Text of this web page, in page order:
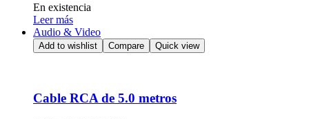
Availability:
En existencia
Leer más
Audio & Video
Add to wishlist Compare Quick view
Cable RCA de 5.0 metros